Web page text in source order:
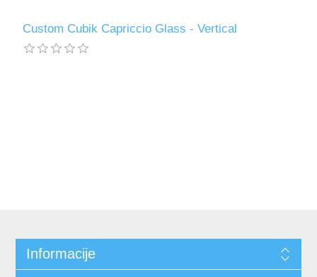
Custom Cubik Capriccio Glass - Vertical
Informacije